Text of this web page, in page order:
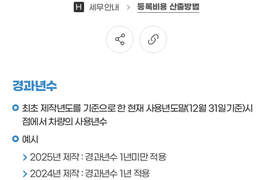
H 세무안내 등록비용 산출방법
경과년수
최초 제작년도를 기준으로 한 현재 사용년도말(12월 31일기준)시
점에서 차량의 사용년수
예시
2025년 제작 : 경과년수 1년미만 적용
2024년 제작 : 경과년수 1년 적용